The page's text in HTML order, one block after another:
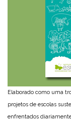
Elaborado como uma
projetos de escolas
enfrentados